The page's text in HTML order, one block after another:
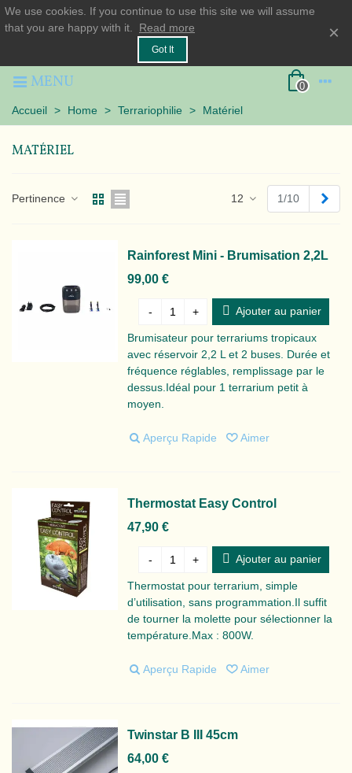
We use cookies. If you continue to use this site we will assume
that you are happy with it.
Read more
Got It
×
MENU 0
Accueil > Home > Terrariophilie > Matériel
MATÉRIEL
Pertinence 12 1/10
Rainforest Mini - Brumisation 2,2L
99,00 €
- + Ajouter au panier
Brumisateur pour terrariums tropicaux
avec réservoir 2,2 L et 2 buses. Durée et
fréquence réglables, remplissage par le
dessus.Idéal pour 1 terrarium petit à
moyen.
Aperçu Rapide Aimer
Thermostat Easy Control
47,90 €
- + Ajouter au panier
Thermostat pour terrarium, simple
d’utilisation, sans programmation.Il suffit
de tourner la molette pour sélectionner la
température.Max : 800W.
Aperçu Rapide Aimer
Twinstar B III 45cm
64,00 €